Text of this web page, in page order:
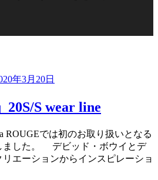
年3月20日
20S/S wear line
ROUGEでは初のお取り扱いとなる
ました。 デビッド・ボウイとデ
エーションからインスピレーショ